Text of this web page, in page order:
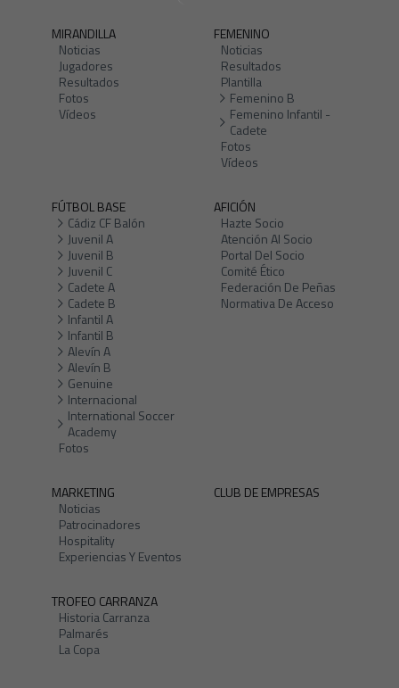
MIRANDILLA
Noticias
Jugadores
Resultados
Fotos
Vídeos
FEMENINO
Noticias
Resultados
Plantilla
Femenino B
Femenino Infantil -
Cadete
Fotos
Vídeos
FÚTBOL BASE
Cádiz CF Balón
Juvenil A
Juvenil B
Juvenil C
Cadete A
Cadete B
Infantil A
Infantil B
Alevín A
Alevín B
Genuine
Internacional
International Soccer
Academy
Fotos
AFICIÓN
Hazte Socio
Atención Al Socio
Portal Del Socio
Comité Ético
Federación De Peñas
Normativa De Acceso
MARKETING
Noticias
Patrocinadores
Hospitality
Experiencias Y Eventos
CLUB DE EMPRESAS
TROFEO CARRANZA
Historia Carranza
Palmarés
La Copa